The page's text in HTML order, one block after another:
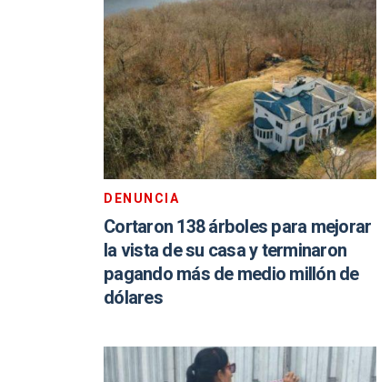
DENUNCIA
Cortaron 138 árboles para mejorar
la vista de su casa y terminaron
pagando más de medio millón de
dólares